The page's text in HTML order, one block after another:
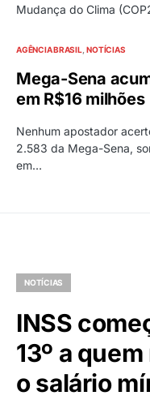
Mudança do Clima
AGÊNCIA BRASIL NOTÍCIAS
Mega-Sena
em R$16 milhões
Nenhum apostador
2.583 da Mega-Sena,
em…
NOTÍCIAS
INSS
13º a
o salário